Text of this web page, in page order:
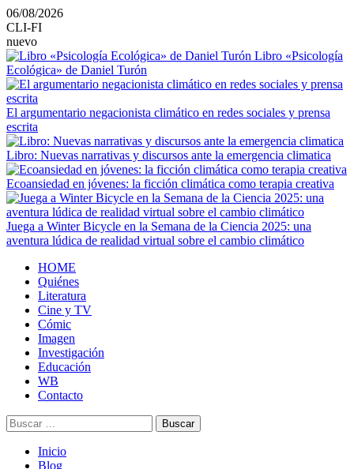
Saltar
al
contenido
06/08/2026
CLI-FI
nuevo
Libro «Psicología
Ecológica» de Daniel Turón
El argumentario negacionista climático en redes sociales y prensa
escrita
Libro: Nuevas narrativas y discursos ante la emergencia climatica
Ecoansiedad en jóvenes: la ficción climática como terapia creativa
Juega a Winter Bicycle en la Semana de la Ciencia 2025: una
aventura lúdica de realidad virtual sobre el cambio climático
Menú
principal
HOME
Quiénes
Literatura
Cine y TV
Cómic
Imagen
Investigación
Educación
WB
Contacto
Buscar:
Inicio
Blog